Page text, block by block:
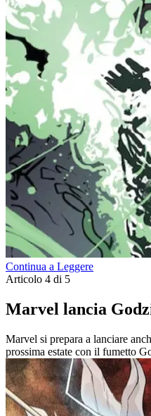
Continua a Leggere
Articolo 4 di 5
Marvel lancia
Marvel si prepara a lanciare
prossima estate con il fumetto